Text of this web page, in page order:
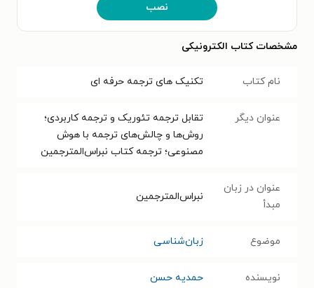
نصب
مشخصات کتاب الکترونیکی
نام کتاب تکنیک های ترجمه حرفه ای
عنوان دیگر
تقابل ترجمه تئوریک و ترجمه کاربردی؛
روش‌ها و چالش‌های ترجمه با هوش
مصنوعی؛ ترجمه کتاب نبراس‌المترجمین
عنوان در زبان
مبدأ
نبراس‌المترجمین
موضوع زبان‌شناسی
نویسنده حمدیه حسن